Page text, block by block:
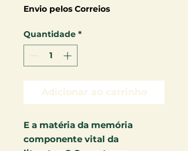
Envio pelos Correios
Quantidade *
Adicionar ao carrinho
E a matéria da memória
componente vital da